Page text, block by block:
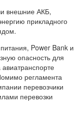
внешние АКБ,
прикладного
Power Bank и
опасность для
регламента
перевозчики
перевозки